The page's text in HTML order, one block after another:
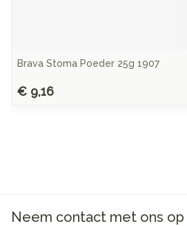
Brava Stoma Poeder 25g 1907
€ 9,16
Neem contact met ons op